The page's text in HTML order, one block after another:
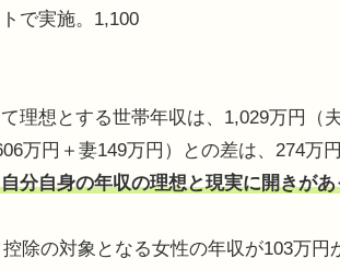
で実施。1,100
理想とする世帯年収は、1,029万円（
万円＋妻149万円）との差は、274万
分自身の年収の理想と現実に開きがあ
除の対象となる女性の年収が103万円